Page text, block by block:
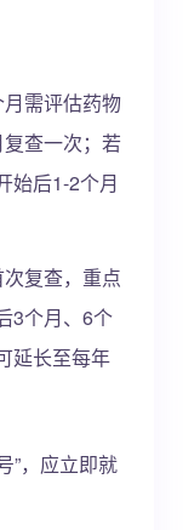
需评估药物
查一次；若
始后1-2个月
复查，重点
3个月、6个
延长至每年
”，应立即就